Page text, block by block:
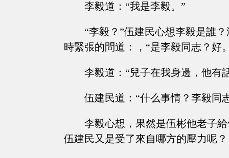
李毅道：“我是李毅。”
“李毅？”伍建民心想李毅是誰
時緊張的問道：，“是李毅同志？好
李毅道：“兒子在我身邊，他有
伍建民道：“什么事情？李毅同
李毅心想，果然是伍彬他老子
伍建民又是受了來自哪方的壓力呢？